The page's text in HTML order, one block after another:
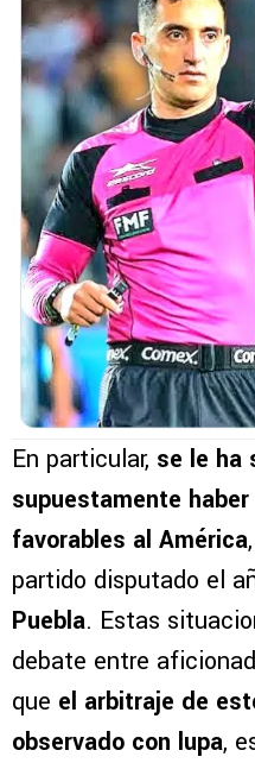
En particular, se le ha
supuestamente
favorables al América
partido disputado el
Puebla. Estas
debate entre
que el arbitraje de
observado con lupa,